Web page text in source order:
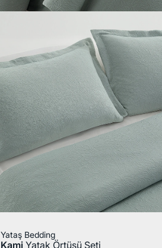
Yataş Bedding
Kami Yatak Örtüsü Seti